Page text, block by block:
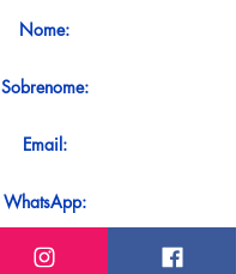
Nome:
Sobrenome:
Email:
WhatsApp:
Mensagem: